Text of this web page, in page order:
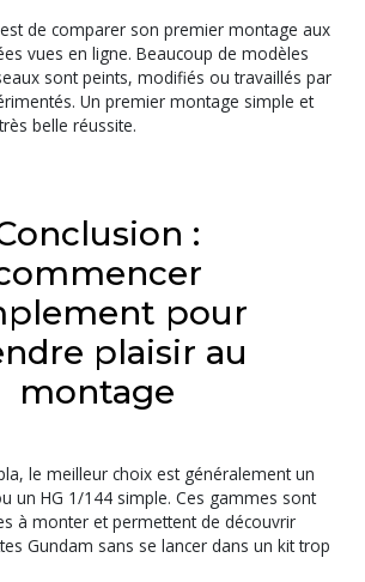
de comparer son premier montage aux
vues en ligne. Beaucoup de modèles
sont peints, modifiés ou travaillés par
Un premier montage simple et
belle réussite.
:
pour
plaisir au
montage
le meilleur choix est généralement un
un HG 1/144 simple. Ces gammes sont
à monter et permettent de découvrir
Gundam sans se lancer dans un kit trop